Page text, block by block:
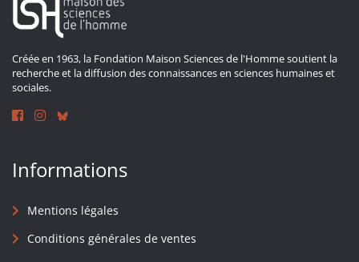
Créée en 1963, la Fondation Maison Sciences de l'Homme soutient la
recherche et la diffusion des connaissances en sciences humaines et
sociales.
Informations
Mentions légales
Conditions générales de ventes